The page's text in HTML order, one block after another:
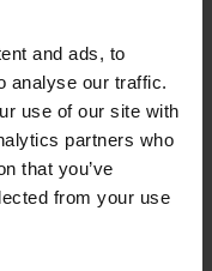
and ads, to
analyse our traffic.
use of our site with
partners who
that you’ve
from your use
JABSCO
Jabsco и поддържа
решения Jabsco.
поддръжка при
на помпи с
както и